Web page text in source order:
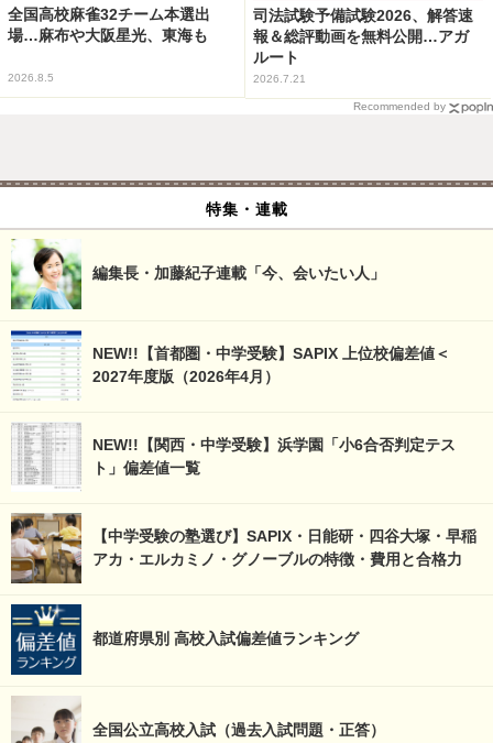
全国高校麻雀32チーム本選出
場…麻布や大阪星光、東海も
2026.8.5
司法試験予備試験2026、解答速
報＆総評動画を無料公開…アガ
ルート
2026.7.21
Recommended by
特集・連載
編集長・加藤紀子連載「今、会いたい人」
NEW!!【首都圏・中学受験】SAPIX 上位校偏差値＜
2027年度版（2026年4月）
NEW!!【関西・中学受験】浜学園「小6合否判定テス
ト」偏差値一覧
【中学受験の塾選び】SAPIX・日能研・四谷大塚・早稲
アカ・エルカミノ・グノーブルの特徴・費用と合格力
都道府県別 高校入試偏差値ランキング
全国公立高校入試（過去入試問題・正答）